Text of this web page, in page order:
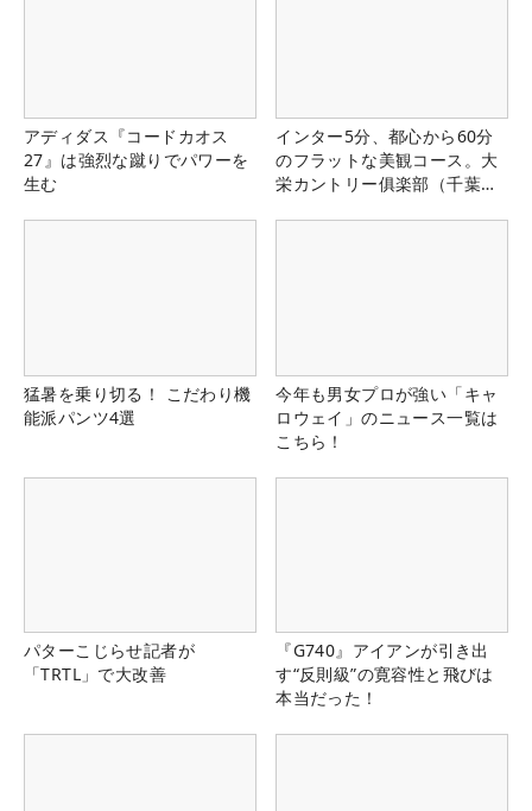
アディダス『コードカオス
27』は強烈な蹴りでパワーを
生む
インター5分、都心から60分
のフラットな美観コース。大
栄カントリー俱楽部（千葉
猛暑を乗り切る！ こだわり機
能派パンツ4選
今年も男女プロが強い「キャ
ロウェイ」のニュース一覧は
こちら！
パターこじらせ記者が
「TRTL」で大改善
『G740』アイアンが引き出
す“反則級”の寛容性と飛びは
本当だった！